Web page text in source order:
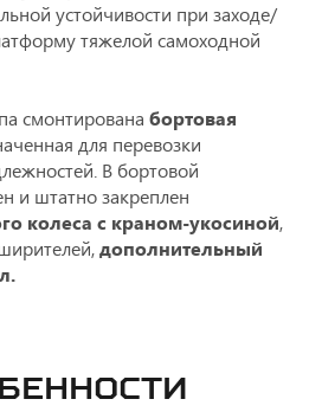
устойчивости при заходе/
тяжелой самоходной
смонтирована бортовая
для перевозки
В бортовой
и штатно закреплен
колеса с краном-укосиной,
дополнительный